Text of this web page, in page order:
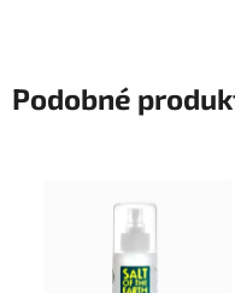
Podobné